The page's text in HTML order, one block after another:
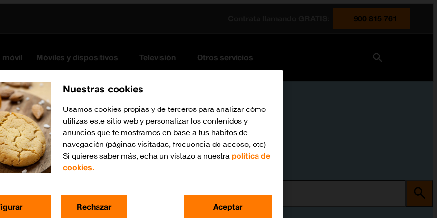
900 815 761
móvil Móviles y dispositivos Televisión Otros servicios
Nuestras cookies
Usamos cookies propias y de terceros para analizar cómo
utilizas este sitio web y personalizar los contenidos y
anuncios que te mostramos en base a tus hábitos de
navegación (páginas visitadas, frecuencia de acceso, etc)
Si quieres saber más, echa un vistazo a nuestra política de
cookies.
Rechazar Aceptar